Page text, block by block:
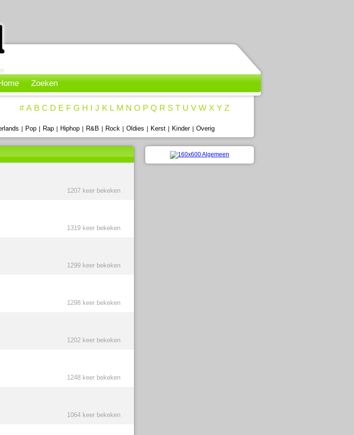
Zoeken
# A B C D E F G H I J K L M N O P Q R S T U V W X Y Z
Pop Rap Hiphop R&B Rock Oldies Kerst Kinder| Overig
1207 keer bekeken
1319 keer bekeken
1299 keer bekeken
1298 keer bekeken
1202 keer bekeken
1248 keer bekeken
1064 keer bekeken